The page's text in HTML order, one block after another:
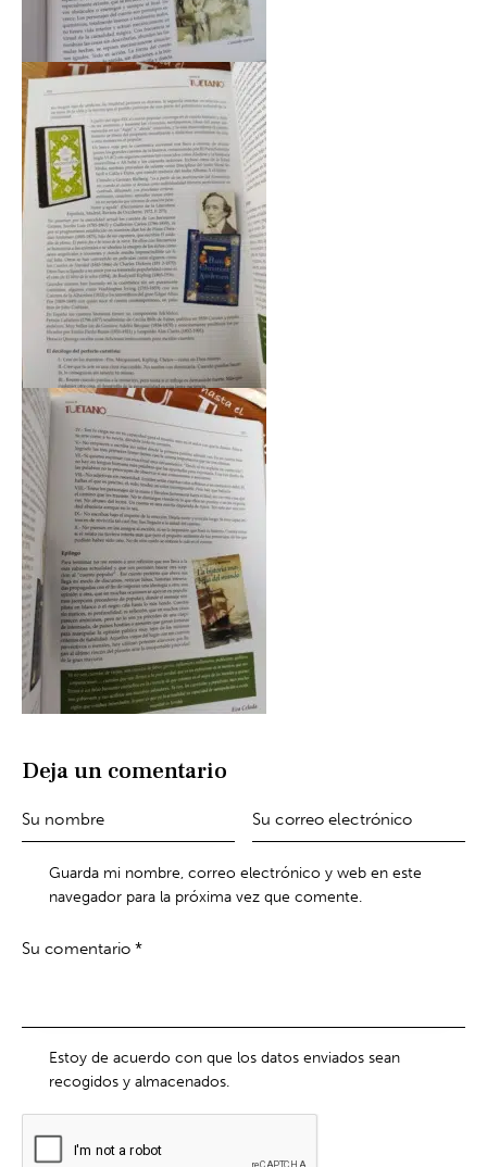
Deja un comentario
Guarda mi nombre, correo electrónico y web en este
navegador para la próxima vez que comente.
Estoy de acuerdo con que los datos enviados sean
recogidos y almacenados.